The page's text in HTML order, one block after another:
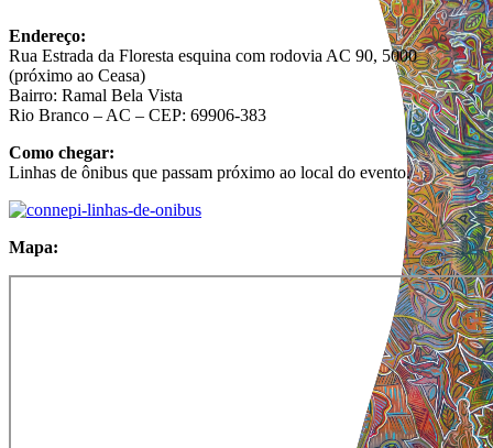
Endereço:
Rua Estrada da Floresta esquina com rodovia AC 90, 5000
(próximo ao Ceasa)
Bairro: Ramal Bela Vista
Rio Branco – AC – CEP: 69906-383
Como chegar:
Linhas de ônibus que passam próximo ao local do evento.
Mapa: